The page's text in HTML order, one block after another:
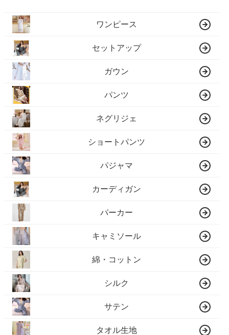
ワンピース
セットアップ
ガウン
パンツ
ネグリジェ
ショートパンツ
パジャマ
カーディガン
パーカー
キャミソール
綿・コットン
シルク
サテン
タオル生地